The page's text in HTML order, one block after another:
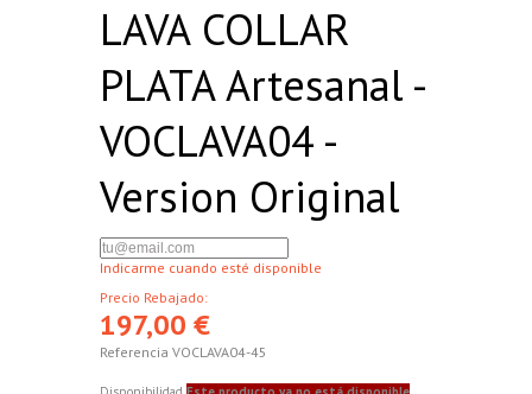
LAVA COLLAR
PLATA Artesanal -
VOCLAVA04 -
Version Original
Indicarme cuando esté disponible
Precio Rebajado:
197,00 €
Referencia VOCLAVA04-45